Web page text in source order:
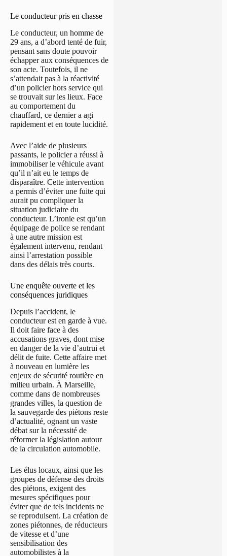
Le conducteur pris en chasse
Le conducteur, un homme de
29 ans, a d’abord tenté de fuir,
pensant sans doute pouvoir
échapper aux conséquences de
son acte. Toutefois, il ne
s’attendait pas à la réactivité
d’un policier hors service qui
se trouvait sur les lieux. Face
au comportement du
chauffard, ce dernier a agi
rapidement et en toute lucidité.
Avec l’aide de plusieurs
passants, le policier a réussi à
immobiliser le véhicule avant
qu’il n’ait eu le temps de
disparaître. Cette intervention
a permis d’éviter une fuite qui
aurait pu compliquer la
situation judiciaire du
conducteur. L’ironie est qu’un
équipage de police se rendant
à une autre mission est
également intervenu, rendant
ainsi l’arrestation possible
dans des délais très courts.
Une enquête ouverte et les
conséquences juridiques
Depuis l’accident, le
conducteur est en garde à vue.
Il doit faire face à des
accusations graves, dont mise
en danger de la vie d’autrui et
délit de fuite. Cette affaire met
à nouveau en lumière les
enjeux de sécurité routière en
milieu urbain. À Marseille,
comme dans de nombreuses
grandes villes, la question de
la sauvegarde des piétons reste
d’actualité, ognant un vaste
débat sur la nécessité de
réformer la législation autour
de la circulation automobile.
Les élus locaux, ainsi que les
groupes de défense des droits
des piétons, exigent des
mesures spécifiques pour
éviter que de tels incidents ne
se reproduisent. La création de
zones piétonnes, de réducteurs
de vitesse et d’une
sensibilisation des
automobilistes à la